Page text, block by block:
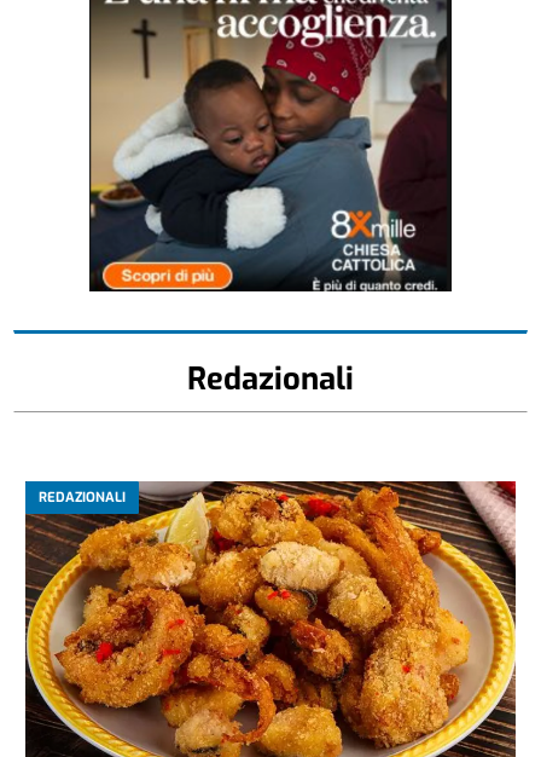
Redazionali
REDAZIONALI